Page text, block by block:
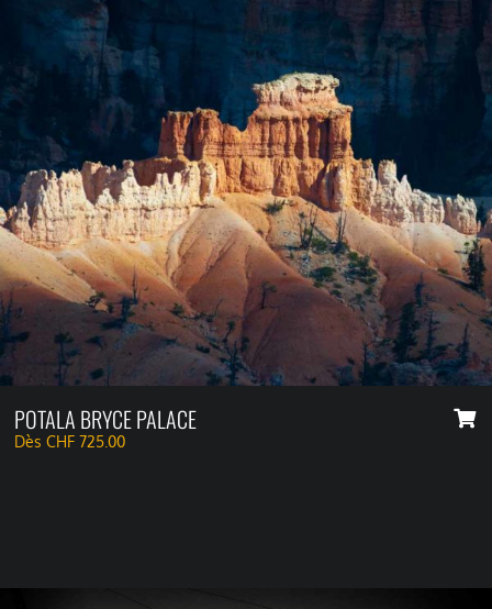
POTALA BRYCE PALACE
DèsCHF 725.00